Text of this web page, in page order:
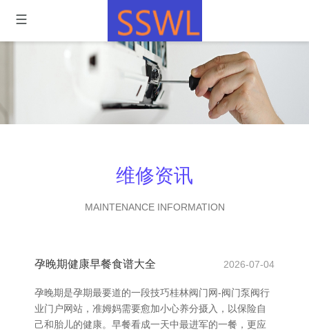
维修资讯
MAINTENANCE INFORMATION
孕晚期健康早餐食谱大全 2026-07-04
孕晚期是孕期最要道的一段技巧桂林阀门网-阀门泵阀行
业门户网站，准姆妈需要愈加小心养分摄入，以保险自
己和胎儿的健康。早餐看成一天中最进军的一餐，更应